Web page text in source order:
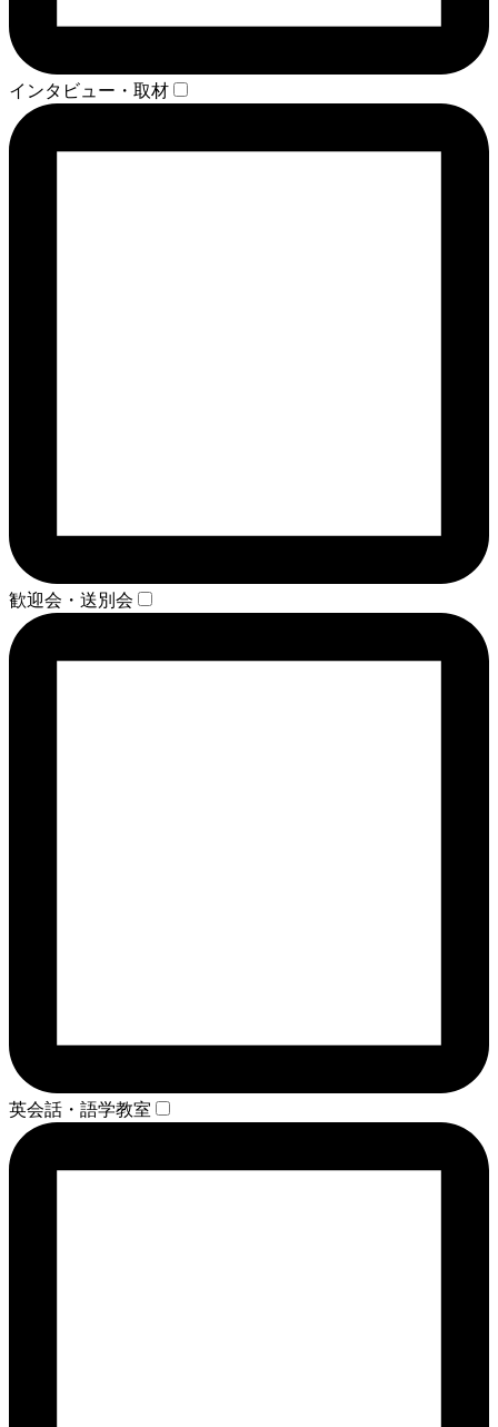
インタビュー・取材
歓迎会・送別会
英会話・語学教室